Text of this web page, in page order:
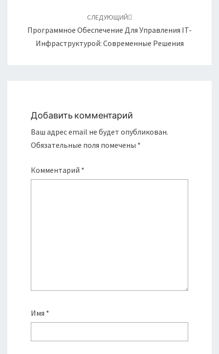
СЛЕДУЮЩИЙ
Программное Обеспечение Для Управления IT-
Инфраструктурой: Современные Решения
Добавить комментарий
Ваш адрес email не будет опубликован.
Обязательные поля помечены *
Комментарий *
Имя *